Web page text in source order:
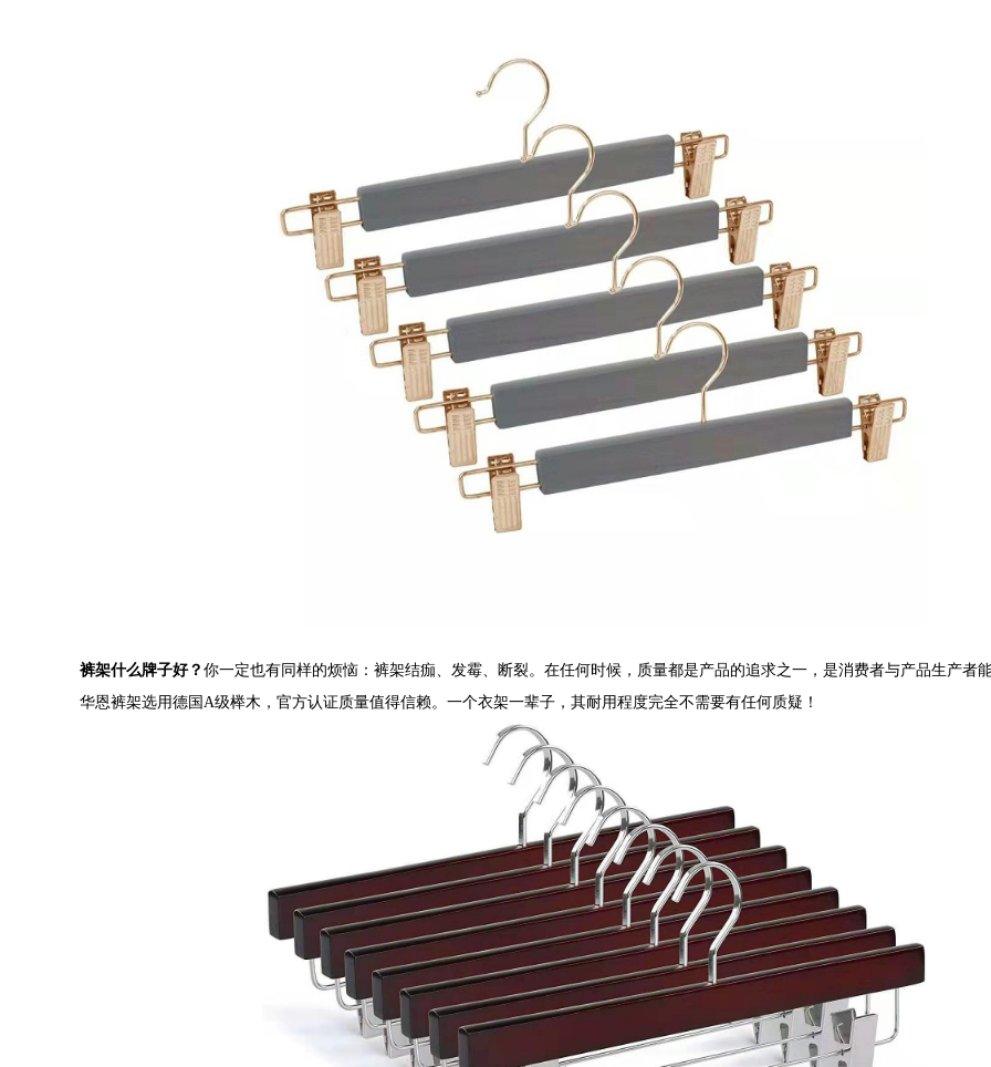
裤架什么牌子好？ 你一定也有同样的烦恼：裤架结痂、发霉、断裂。在任何时候，质量都是产品的追求之一，是消费者与产品生产者能
华恩裤架选用德国A级榉木，官方认证质量值得信赖。一个衣架一辈子，其耐用程度完全不需要有任何质疑！